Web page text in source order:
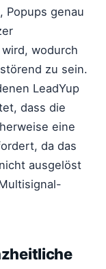
Popups genau
wodurch
zu sein.
LeadYup
dass die
eine
da das
ausgelöst